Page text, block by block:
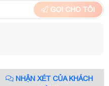
GỌI CHO TÔI
NHẬN XÉT CỦA KHÁCH